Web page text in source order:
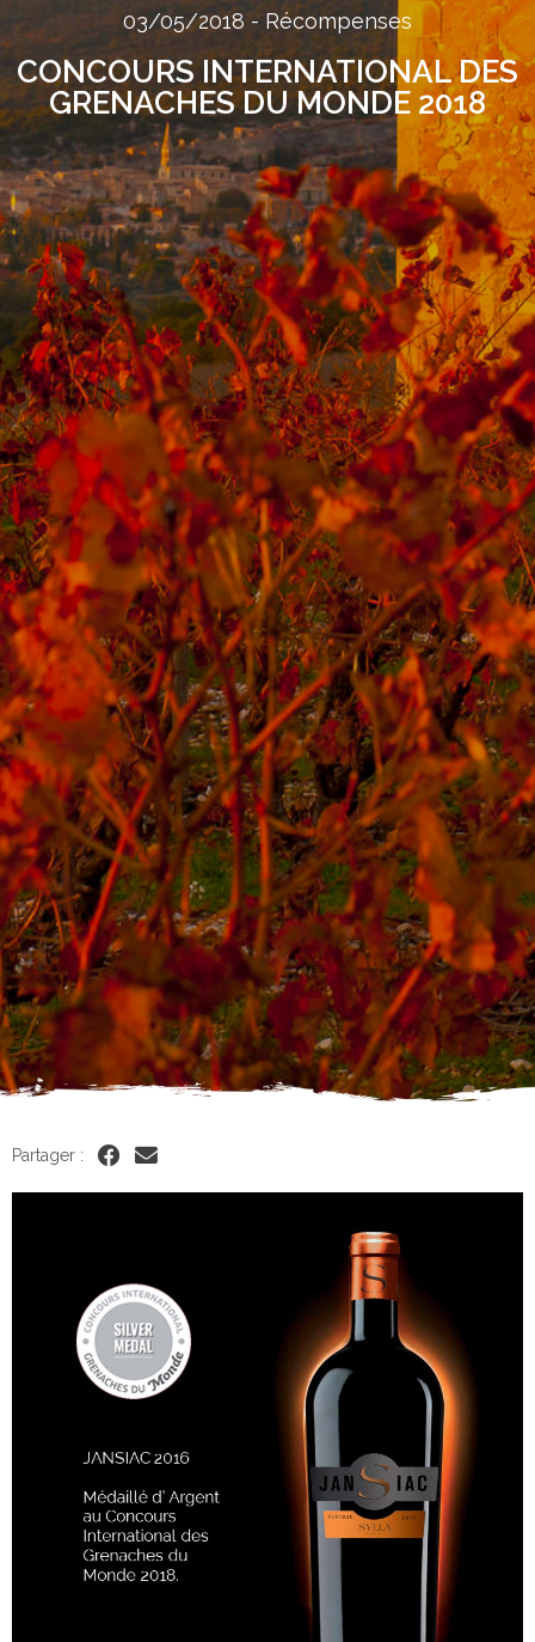
03/05/2018 - Récompenses
CONCOURS INTERNATIONAL DES
GRENACHES DU MONDE 2018
Partager :